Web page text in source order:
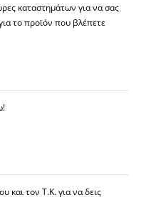
καταστημάτων για να σας
το προϊόν που βλέπετε
και τον Τ.Κ. για να δεις